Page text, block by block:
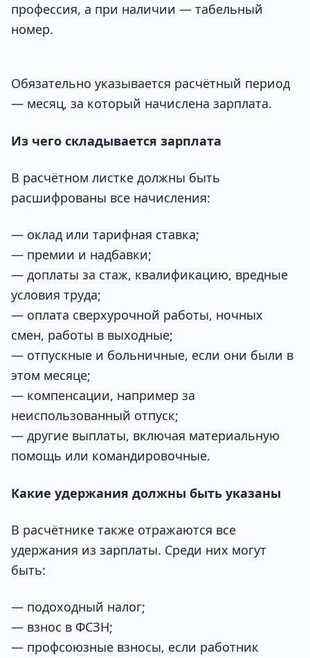
профессия, а при наличии — табельный
номер.
Обязательно указывается расчётный период
— месяц, за который начислена зарплата.
Из чего складывается зарплата
В расчётном листке должны быть
расшифрованы все начисления:
— оклад или тарифная ставка;
— премии и надбавки;
— доплаты за стаж, квалификацию, вредные
условия труда;
— оплата сверхурочной работы, ночных
смен, работы в выходные;
— отпускные и больничные, если они были в
этом месяце;
— компенсации, например за
неиспользованный отпуск;
— другие выплаты, включая материальную
помощь или командировочные.
Какие удержания должны быть указаны
В расчётнике также отражаются все
удержания из зарплаты. Среди них могут
быть:
— подоходный налог;
— взнос в ФСЗН;
— профсоюзные взносы, если работник